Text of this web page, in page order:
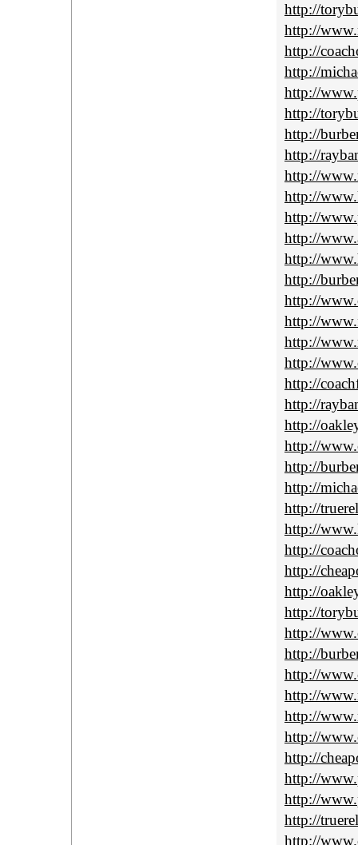
http://
http://
http://
http://
http://
http://
http://
http://
http://
http://
http://
http://
http://
http://
http://
http://
http://
http://
http://
http://
http://
http://
http://
http://
http://
http://
http://
http://
http://
http://
http://
http://
http://
http://
http://
http://
http://
http://
http://
http://
http://